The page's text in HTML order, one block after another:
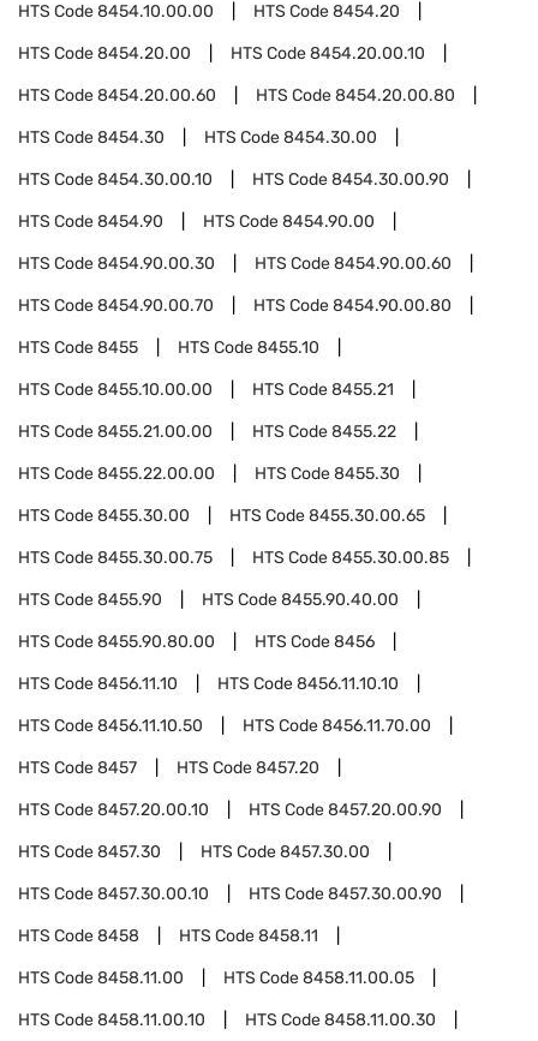
HTS Code8454.10.00.00 HTS Code8454.20
HTS Code8454.20.00 HTS Code8454.20.00.10
HTS Code8454.20.00.60 HTS Code8454.20.00.80
HTS Code8454.30 HTS Code8454.30.00
HTS Code8454.30.00.10 HTS Code8454.30.00.90
HTS Code8454.90 HTS Code8454.90.00
HTS Code8454.90.00.30 HTS Code8454.90.00.60
HTS Code8454.90.00.70 HTS Code8454.90.00.80
HTS Code8455 HTS Code8455.10
HTS Code8455.10.00.00 HTS Code8455.21
HTS Code8455.21.00.00 HTS Code8455.22
HTS Code8455.22.00.00 HTS Code8455.30
HTS Code8455.30.00 HTS Code8455.30.00.65
HTS Code8455.30.00.75 HTS Code8455.30.00.85
HTS Code8455.90 HTS Code8455.90.40.00
HTS Code8455.90.80.00 HTS Code8456
HTS Code8456.11.10 HTS Code8456.11.10.10
HTS Code8456.11.10.50 HTS Code8456.11.70.00
HTS Code8457 HTS Code8457.20
HTS Code8457.20.00.10 HTS Code8457.20.00.90
HTS Code8457.30 HTS Code8457.30.00
HTS Code8457.30.00.10 HTS Code8457.30.00.90
HTS Code8458 HTS Code8458.11
HTS Code8458.11.00 HTS Code8458.11.00.05
HTS Code8458.11.00.10 HTS Code8458.11.00.30